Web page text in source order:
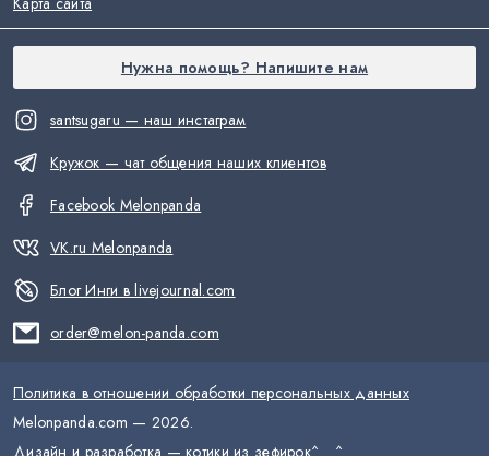
santsugaru — наш инстаграм
Кружок — чат общения наших клиентов
Facebook Melonpanda
VK.ru Melonpanda
Блог Инги в livejournal.com
order@melon-panda.com
Нужна помощь? Напишите нам
Политика в отношении обработки персональных данных
Melonpanda.com — 2026.